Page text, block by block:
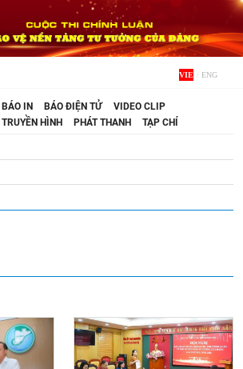
VIE ENG
BÁO IN BÁO ĐIỆN TỬ
VIDEO CLIP
TRUYỀN HÌNH
PHÁT THANH TẠP CHÍ